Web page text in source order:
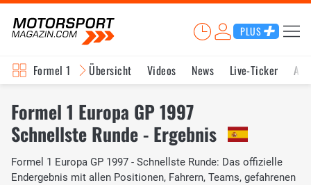
PLUS
Formel 1 Übersicht Videos News Live-Ticker
Formel 1 Europa GP 1997
Schnellste Runde - Ergebnis
Formel 1 Europa GP 1997 - Schnellste Runde: Das offizielle
Endergebnis mit allen Positionen, Fahrern, Teams, gefahrenen